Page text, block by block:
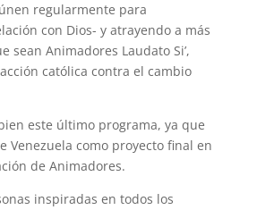
regularmente para
con Dios- y atrayendo a más
sean Animadores Laudato Si’,
católica contra el cambio
este último programa, ya que
Venezuela como proyecto final en
de Animadores.
inspiradas en todos los